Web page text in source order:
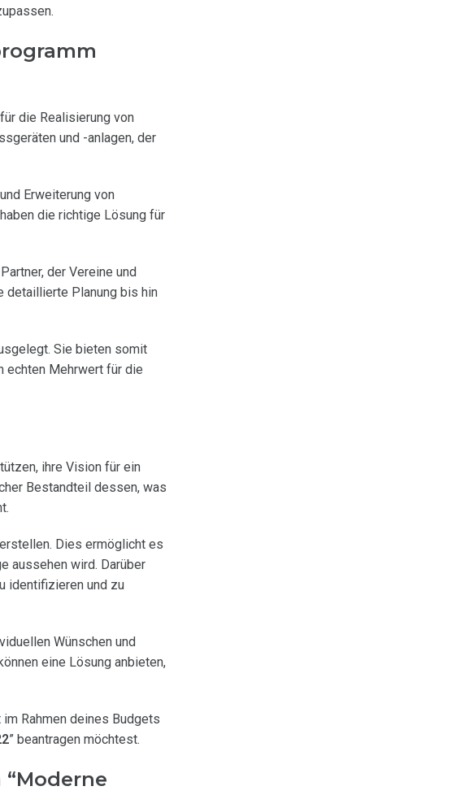
die Realisierung von
und -anlagen, der
Erweiterung von
die richtige Lösung für
der Vereine und
detaillierte Planung bis hin
Sie bieten somit
echten Mehrwert für die
ihre Vision für ein
Bestandteil dessen, was
Dies ermöglicht es
aussehen wird. Darüber
identifizieren und zu
Wünschen und
eine Lösung anbieten,
Rahmen deines Budgets
” beantragen möchtest.